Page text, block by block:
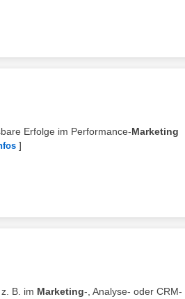
Erfolge im Performance-Marketing
]
B. im Marketing-, Analyse- oder CRM-